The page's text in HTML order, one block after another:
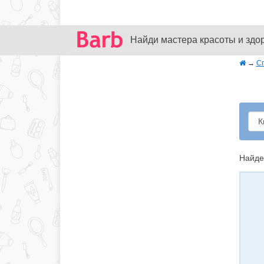
Найди мастера красоты и
→